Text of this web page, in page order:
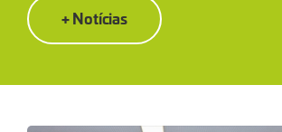
FORMAR
NOVOS
+ Notícias